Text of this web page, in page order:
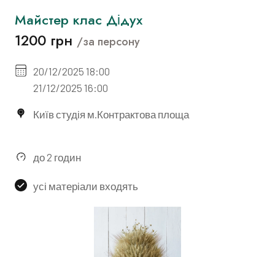
Майстер клас Дідух
1200 грн /за персону
20/12/2025 18:00
21/12/2025 16:00
Київ студія м.Контрактова площа
до 2 годин
усі матеріали входять